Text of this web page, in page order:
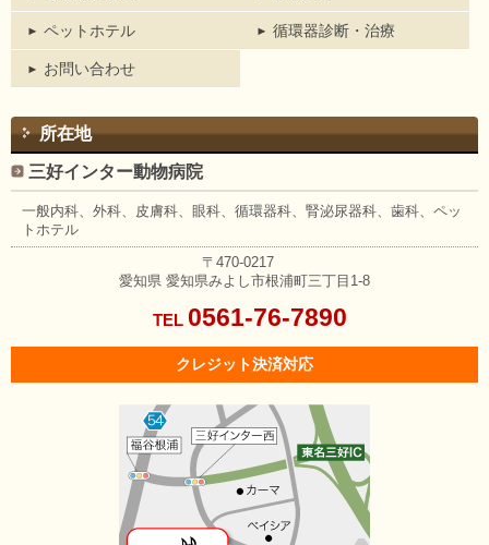
ペットホテル 循環器診断・治療
お問い合わせ
所在地
三好インター動物病院
一般内科、外科、皮膚科、眼科、 循環器科、腎泌尿器科、歯科、 ペッ
トホテル
〒470-0217
愛知県 愛知県みよし市根浦町三丁目1-8
TEL 0561-76-7890
クレジット決済対応